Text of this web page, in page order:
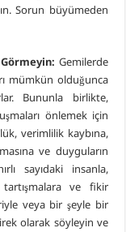
Sorun büyümeden
Gemilerde
mümkün olduğunca
Bununla birlikte,
önlemek için
verimlilik kaybına,
ve duyguların
sayıdaki insanla,
ve fikir
veya bir şeyle bir
olarak söyleyin ve